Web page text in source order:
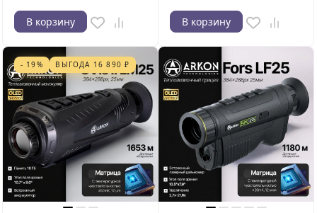
В корзину В корзину
- 19% ВЫГОДА 16 890 ₽